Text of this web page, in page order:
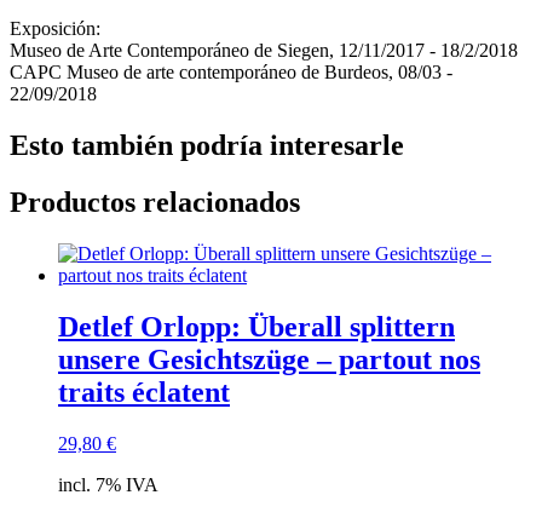
Exposición:
Museo de Arte Contemporáneo de Siegen, 12/11/2017 - 18/2/2018
CAPC Museo de arte contemporáneo de Burdeos, 08/03 -
22/09/2018
Esto también podría interesarle
Productos relacionados
Detlef Orlopp: Überall splittern
unsere Gesichtszüge – partout nos
traits éclatent
29,80 €
incl. 7% IVA